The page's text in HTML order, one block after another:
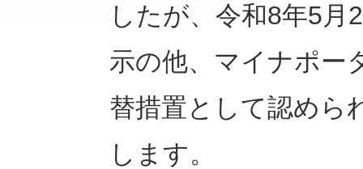
したが、令和8年5月
示の他、マイナポー
替措置として認めら
します。